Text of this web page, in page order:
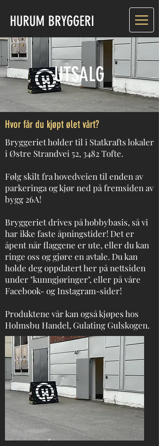
HURUM BRYGGERI
UTSALG
Hvor får du kjøpt ølet vårt?
Bryggeriet holder til i Statkrafts lokaler
i Østre Strandvei 52, 3482 Tofte.
Følg skilt fra hovedveien til enden av
parkeringa og kjør ned på fremsiden av
bygg 26A!
Bryggeriet drives på hobbybasis, så vi
har ikke faste åpningstider! Det er
åpent når flaggene er ute, eller du kan
ringe oss og gjøre en avtale. Du kan
holde deg oppdatert her på nettsiden
under "kunngjøringer", eller på våre
Facebook- og Instagram-sider!
Produktene vår kan også kjøpes hos
Holmsbu Handel, Gulating Gulskogen.